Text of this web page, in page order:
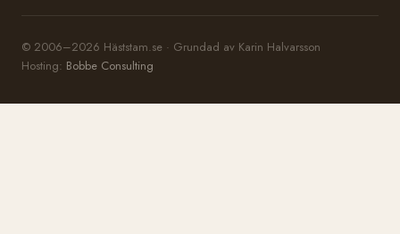
© 2006–2026 Häststam.se · Grundad av Karin Halvarsson
Hosting: Bobbe Consulting